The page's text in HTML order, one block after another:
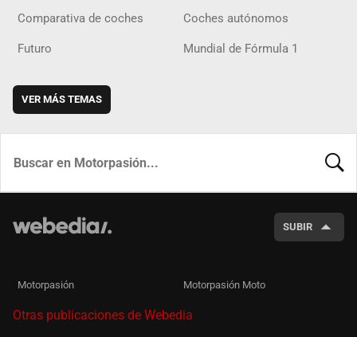
Comparativa de coches Coches autónomos
Futuro Mundial de Fórmula 1
VER MÁS TEMAS
SUBIR
Motorpasión Motorpasión Moto
Otras publicaciones de Webedia